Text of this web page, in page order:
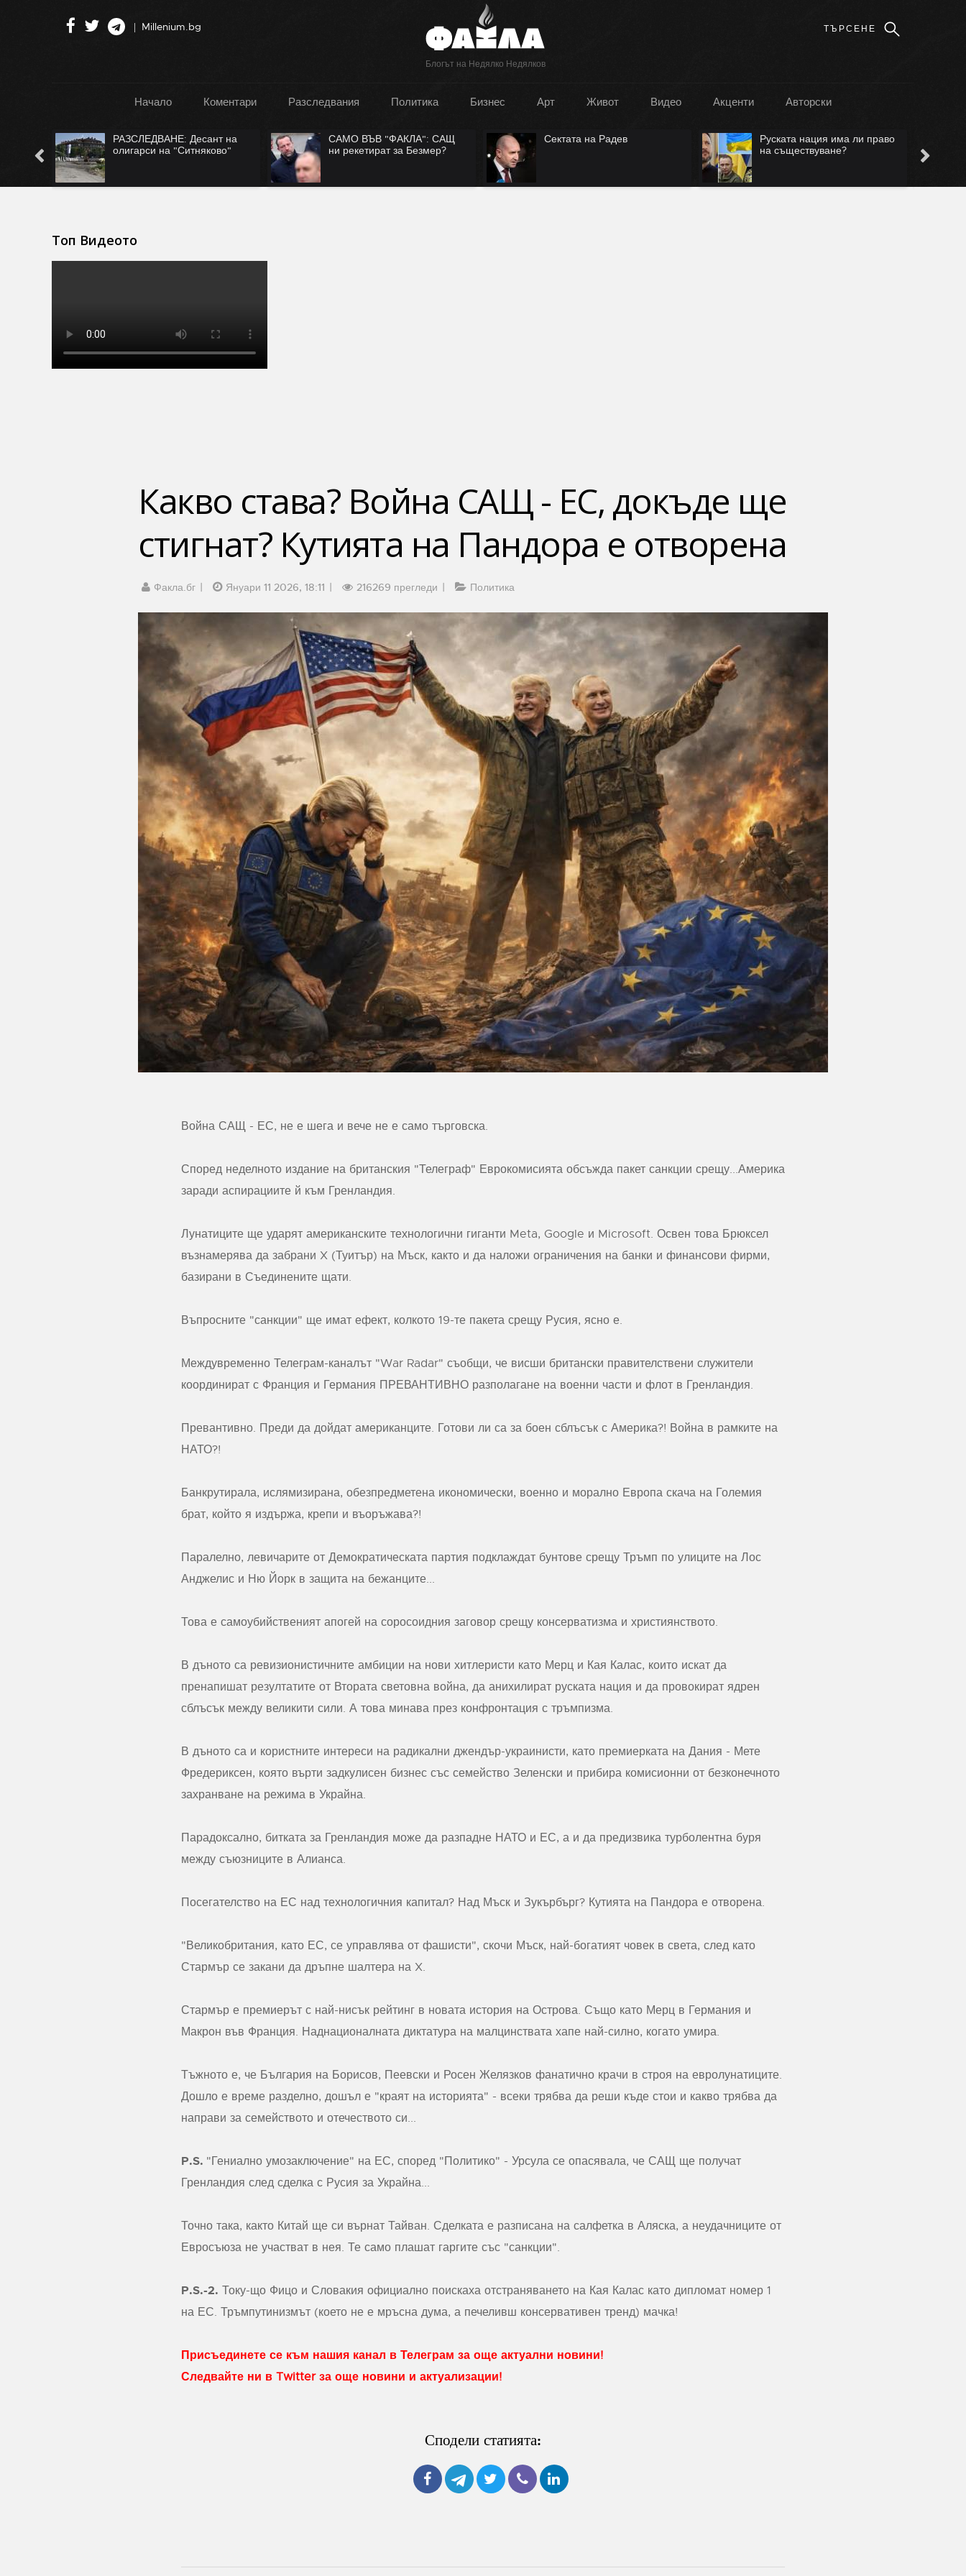
Блогът на Недялко Недялков
Millenium.bg
Начало Коментари Разследвания Политика Бизнес Арт Живот Видео Акценти Авторски
РАЗСЛЕДВАНЕ: Десант на
олигарси на "Ситняково"
САМО ВЪВ "ФАКЛА": САЩ
ни рекетират за Безмер?
Сектата на Радев
Руската нация има ли право
на съществуване?
Топ Видеото
Какво става? Война САЩ - ЕС, докъде ще
стигнат? Кутията на Пандора е отворена
Факла.бг Януари 11 2026, 18:11 216269 прегледи Политика
Война САЩ - ЕС, не е шега и вече не е само търговска.
Според неделното издание на британския "Телеграф" Еврокомисията обсъжда пакет санкции срещу...Америка
заради аспирациите й към Гренландия.
Лунатиците ще ударят американските технологични гиганти Meta, Google и Microsoft. Освен това Брюксел
възнамерява да забрани X (Туитър) на Мъск, както и да наложи ограничения на банки и финансови фирми,
базирани в Съединените щати.
Въпросните "санкции" ще имат ефект, колкото 19-те пакета срещу Русия, ясно е.
Междувременно Телеграм-каналът "War Radar" съобщи, че висши британски правителствени служители
координират с Франция и Германия ПРЕВАНТИВНО разполагане на военни части и флот в Гренландия.
Превантивно. Преди да дойдат американците. Готови ли са за боен сблъсък с Америка?! Война в рамките на
НАТО?!
Банкрутирала, ислямизирана, обезпредметена икономически, военно и морално Европа скача на Големия
брат, който я издържа, крепи и въоръжава?!
Паралелно, левичарите от Демократическата партия подклаждат бунтове срещу Тръмп по улиците на Лос
Анджелис и Ню Йорк в защита на бежанците...
Това е самоубийственият апогей на соросоидния заговор срещу консерватизма и християнството.
В дъното са ревизионистичните амбиции на нови хитлеристи като Мерц и Кая Калас, които искат да
пренапишат резултатите от Втората световна война, да анихилират руската нация и да провокират ядрен
сблъсък между великити сили. А това минава през конфронтация с тръмпизма.
В дъното са и користните интереси на радикални джендър-украинисти, като премиерката на Дания - Мете
Фредериксен, която върти задкулисен бизнес със семейство Зеленски и прибира комисионни от безконечното
захранване на режима в Украйна.
Парадоксално, битката за Гренландия може да разпадне НАТО и ЕС, а и да предизвика турболентна буря
между съюзниците в Алианса.
Посегателство на ЕС над технологичния капитал? Над Мъск и Зукърбърг? Кутията на Пандора е отворена.
"Великобритания, като ЕС, се управлява от фашисти", скочи Мъск, най-богатият човек в света, след като
Стармър се закани да дръпне шалтера на X.
Стармър е премиерът с най-нисък рейтинг в новата история на Острова. Също като Мерц в Германия и
Макрон във Франция. Наднационалната диктатура на малцинствата хапе най-силно, когато умира.
Тъжното е, че България на Борисов, Пеевски и Росен Желязков фанатично крачи в строя на евролунатиците.
Дошло е време разделно, дошъл е "краят на историята" - всеки трябва да реши къде стои и какво трябва да
направи за семейството и отечеството си...
P.S. "Гениално умозаключение" на ЕС, според "Политико" - Урсула се опасявала, че САЩ ще получат
Гренландия след сделка с Русия за Украйна...
Точно така, както Китай ще си върнат Тайван. Сделката е разписана на салфетка в Аляска, а неудачниците от
Евросъюза не участват в нея. Те само плашат гаргите със "санкции".
P.S.-2. Току-що Фицо и Словакия официално поискаха отстраняването на Кая Калас като дипломат номер 1
на ЕС. Тръмпутинизмът (което не е мръсна дума, а печеливш консервативен тренд) мачка!
Присъединете се към нашия канал в Телеграм за още актуални новини!
Следвайте ни в Twitter за още новини и актуализации!
Сподели статията: